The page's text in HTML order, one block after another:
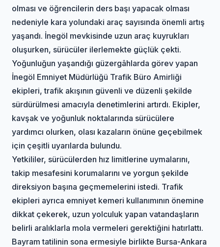
olması ve öğrencilerin ders başı yapacak olması
nedeniyle kara yolundaki araç sayısında önemli artış
yaşandı. İnegöl mevkisinde uzun araç kuyrukları
oluşurken, sürücüler ilerlemekte güçlük çekti.
Yoğunluğun yaşandığı güzergâhlarda görev yapan
İnegöl Emniyet Müdürlüğü Trafik Büro Amirliği
ekipleri, trafik akışının güvenli ve düzenli şekilde
sürdürülmesi amacıyla denetimlerini artırdı. Ekipler,
kavşak ve yoğunluk noktalarında sürücülere
yardımcı olurken, olası kazaların önüne geçebilmek
için çeşitli uyarılarda bulundu.
Yetkililer, sürücülerden hız limitlerine uymalarını,
takip mesafesini korumalarını ve yorgun şekilde
direksiyon başına geçmemelerini istedi. Trafik
ekipleri ayrıca emniyet kemeri kullanımının önemine
dikkat çekerek, uzun yolculuk yapan vatandaşların
belirli aralıklarla mola vermeleri gerektiğini hatırlattı.
Bayram tatilinin sona ermesiyle birlikte Bursa-Ankara